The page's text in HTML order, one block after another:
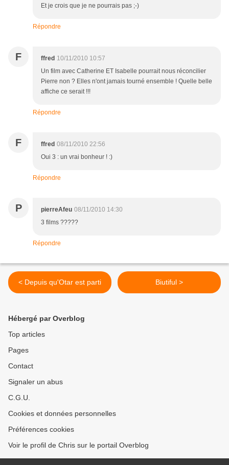
Et je crois que je ne pourrais pas ;-)
Répondre
F ffred 10/11/2010 10:57
Un film avec Catherine ET Isabelle pourrait nous réconcilier
Pierre non ? Elles n'ont jamais tourné ensemble ! Quelle belle
affiche ce serait !!!
Répondre
F ffred 08/11/2010 22:56
Oui 3 : un vrai bonheur ! :)
Répondre
P pierreAfeu 08/11/2010 14:30
3 films ?????
Répondre
< Depuis qu'Otar est parti Biutiful >
Hébergé par Overblog
Top articles
Pages
Contact
Signaler un abus
C.G.U.
Cookies et données personnelles
Préférences cookies
Voir le profil de Chris sur le portail Overblog